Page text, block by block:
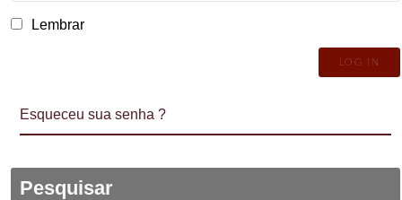
Lembrar
Esqueceu sua senha ?
Pesquisar